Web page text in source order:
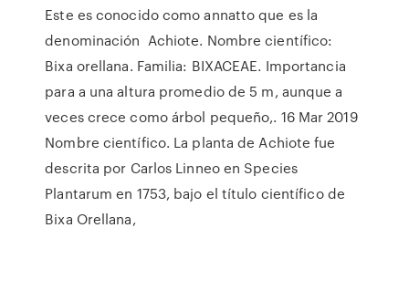
Este es conocido como annatto que es la
denominación Achiote. Nombre científico:
Bixa orellana. Familia: BIXACEAE. Importancia
para a una altura promedio de 5 m, aunque a
veces crece como árbol pequeño,. 16 Mar 2019
Nombre científico. La planta de Achiote fue
descrita por Carlos Linneo en Species
Plantarum en 1753, bajo el título científico de
Bixa Orellana,